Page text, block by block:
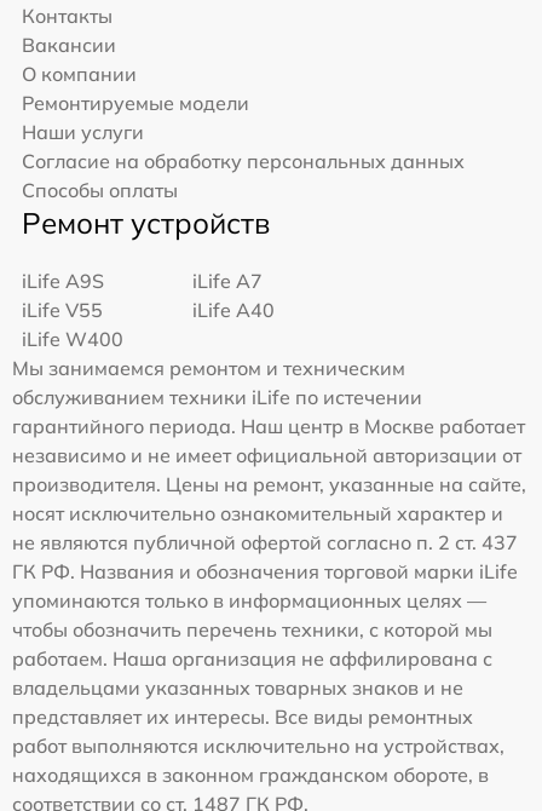
Контакты
Вакансии
О компании
Ремонтируемые модели
Наши услуги
Согласие на обработку персональных данных
Способы оплаты
Ремонт устройств
iLife A9S
iLife A7
iLife V55
iLife A40
iLife W400
Мы занимаемся ремонтом и техническим
обслуживанием техники iLife по истечении
гарантийного периода. Наш центр в Москве работает
независимо и не имеет официальной авторизации от
производителя. Цены на ремонт, указанные на сайте,
носят исключительно ознакомительный характер и
не являются публичной офертой согласно п. 2 ст. 437
ГК РФ. Названия и обозначения торговой марки iLife
упоминаются только в информационных целях —
чтобы обозначить перечень техники, с которой мы
работаем. Наша организация не аффилирована с
владельцами указанных товарных знаков и не
представляет их интересы. Все виды ремонтных
работ выполняются исключительно на устройствах,
находящихся в законном гражданском обороте, в
соответствии со ст. 1487 ГК РФ.